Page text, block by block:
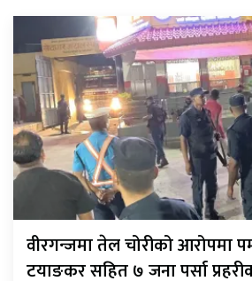
वीरगन्जमा तेल चोरीको आरोपमा
टयाङकर सहित ७ जना पर्सा